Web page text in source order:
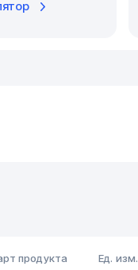
продукта Ед. изм.